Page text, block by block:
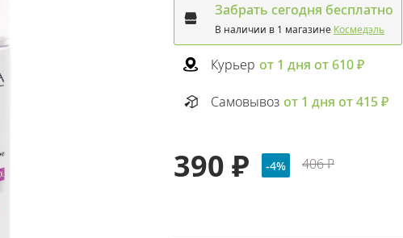
Забрать сегодня бесплатно
В наличии в 1 магазине Космедэль
Курьер от 1 дня от 610 ₽
Самовывоз от 1 дня от 415 ₽
390 ₽ -4% 406 ₽